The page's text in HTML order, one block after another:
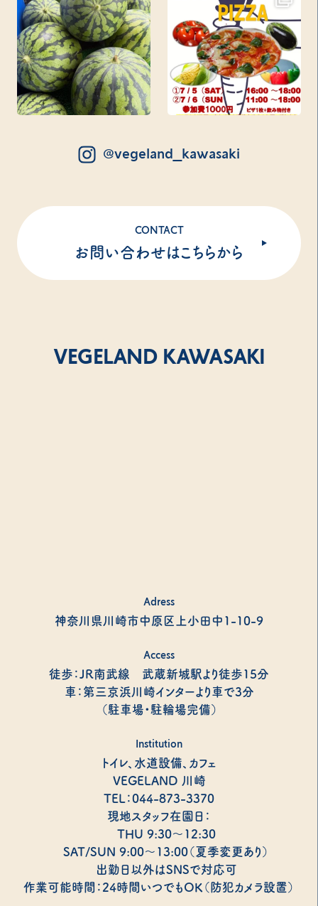
@vegeland_kawasaki
CONTACT
お問い合わせはこちらから
VEGELAND KAWASAKI
Adress
神奈川県川崎市中原区上小田中1-10-9
Access
徒歩：JR南武線 武蔵新城駅より徒歩15分
車：第三京浜川崎インターより車で3分
（駐車場・駐輪場完備）
Institution
トイレ、水道設備、カフェ
VEGELAND 川崎
TEL：044-873-3370
現地スタッフ在園日：
THU 9:30～12:30
SAT/SUN 9:00～13:00（夏季変更あり）
出勤日以外はSNSで対応可
作業可能時間：24時間いつでもOK（防犯カメラ設置）